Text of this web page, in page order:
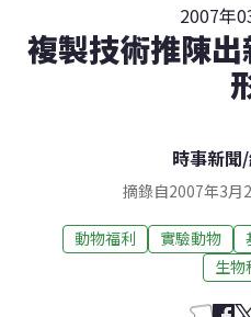
2007年
複製技術推陳
時事新聞/
摘錄自2007年3月
動物福利 實驗動物
生物